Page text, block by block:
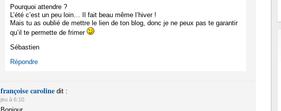
Pourquoi attendre ?
L’été c’est un peu loin… Il fait beau même l’hiver !
Mais tu as oublié de mettre le lien de ton blog, donc je ne peux pas te garantir
qu’il te permette de frimer
Sébastien
Répondre
françoise caroline dit :
jeu à 6:10